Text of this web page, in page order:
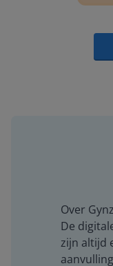
Over
De
zijn altijd